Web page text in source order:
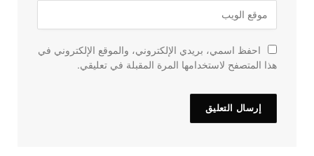
احفظ اسمي، بريدي الإلكتروني، والموقع الإلكتروني في
هذا المتصفح لاستخدامها المرة المقبلة في تعليقي.